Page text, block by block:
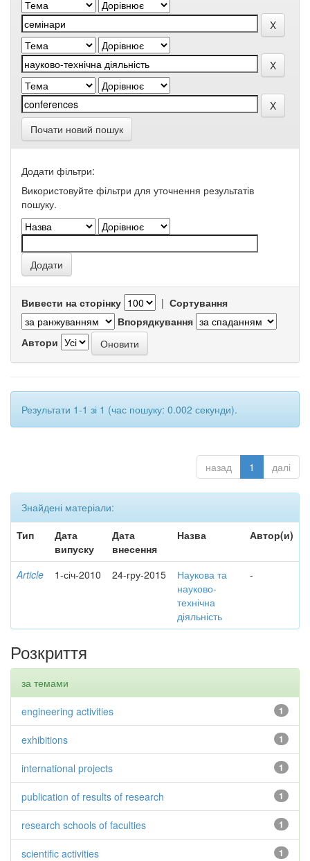
Почати новий пошук
Додати фільтри:
Використовуйте фільтри для уточнення результатів
пошуку.
Вивести на сторінку | Сортування
Впорядкування
Автори
Результати 1-1 зі 1 (час пошуку: 0.002 секунди).
назад 1 далі
Знайдені матеріали:
Тип
Дата
випуску
Дата
внесення
Назва Автор(и)
Article 1-січ-2010 24-гру-2015
Наукова та
науково-
технічна
діяльність
-
Розкриття
за темами
1
engineering activities
1
exhibitions
1
international projects
1
publication of results of research
1
research schools of faculties
1
scientific activities